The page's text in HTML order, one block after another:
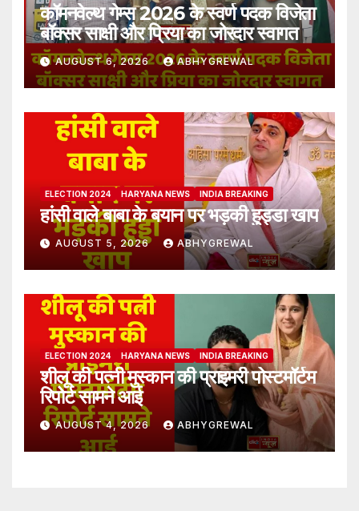
कॉमनवेल्थ गेम्स 2026 के स्वर्ण पदक विजेता
बॉक्सर साक्षी और प्रिया का जोरदार स्वागत
AUGUST 6, 2026 ABHYGREWAL
ELECTION 2024 HARYANA NEWS INDIA BREAKING
हांसी वाले बाबा के बयान पर भड़की हुड्डा खाप
AUGUST 5, 2026 ABHYGREWAL
ELECTION 2024 HARYANA NEWS INDIA BREAKING
शीलू की पत्नी मुस्कान की प्राइमरी पोस्टमॉर्टम
रिपोर्ट सामने आई
AUGUST 4, 2026 ABHYGREWAL